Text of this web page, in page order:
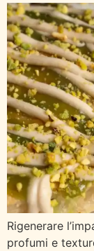
Rigenerare
profumi e